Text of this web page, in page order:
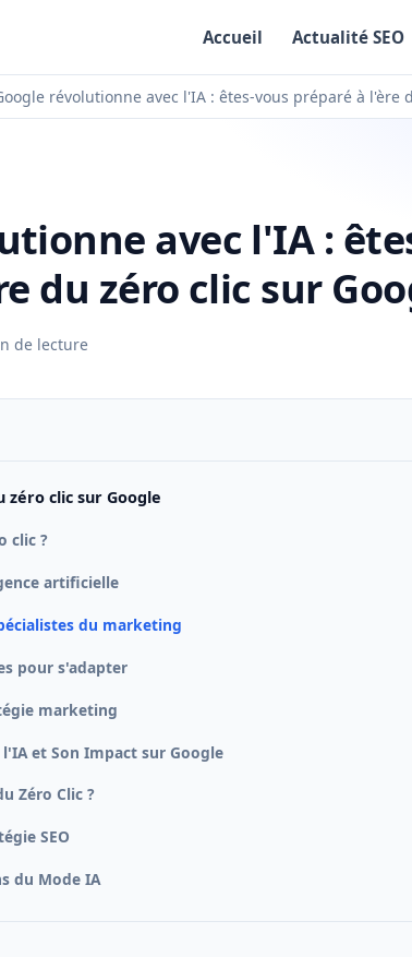
Accueil Actualité SEO
révolutionne avec l'IA : êtes-vous préparé à l'ère
avec l'IA :
du zéro clic sur
de lecture
clic sur Google
clic ?
artificielle
du marketing
pour s'adapter
marketing
et Son Impact sur Google
Zéro Clic ?
SEO
du Mode IA